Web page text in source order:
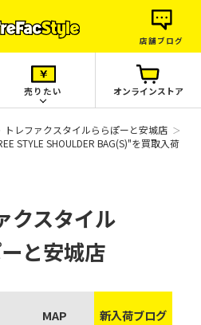
店舗ブログ
売りたい オンラインストア
トレファクスタイルららぽーと安城店
STYLE SHOULDER BAG(S)"を買取入荷
クスタイル
と安城店
MAP 新入荷ブログ